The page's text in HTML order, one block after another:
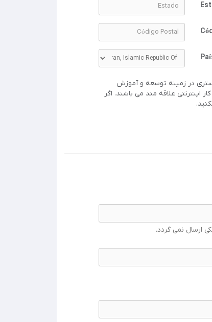
وبمستری در زمینه توسعه و آموزش
علاقه مند می باشند. اگر
ارسال نمی گردد.